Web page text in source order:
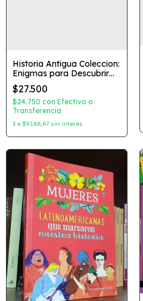
Historia Antigua Coleccion:
Enigmas para Descubrir
Autor: Maria Mañeru
Editorial: El Ateneo
$27.500
$24.750 con Efectivo o
Transferencia
3 x $9.166,67 sin interés